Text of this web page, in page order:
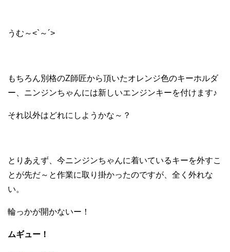
うむ～<`～´>
もちろん別格のZ師匠から頂いたオレンジ色のキーホルダ
ー、ニンジンちゃんには新しいエンジンキーを付けます♪
それ以外はどれにしようかな～？
とりあえず、今ニンジンちゃんに着いているキーを外すこ
とが先だ～と作業に取り掛かったのですが、全く外れな
い。
輪っかが開かないー！
ムギュー！